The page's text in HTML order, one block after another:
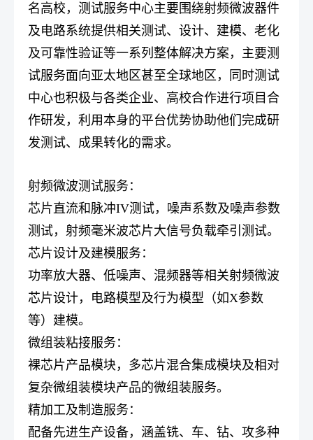
名高校，测试服务中心主要围绕射频微波器件
及电路系统提供相关测试、设计、建模、老化
及可靠性验证等一系列整体解决方案，主要测
试服务面向亚太地区甚至全球地区，同时测试
中心也积极与各类企业、高校合作进行项目合
作研发，利用本身的平台优势协助他们完成研
发测试、成果转化的需求。
射频微波测试服务：
芯片直流和脉冲IV测试，噪声系数及噪声参数
测试，射频毫米波芯片大信号负载牵引测试。
芯片设计及建模服务：
功率放大器、低噪声、混频器等相关射频微波
芯片设计，电路模型及行为模型（如X参数
等）建模。
微组装粘接服务：
裸芯片产品模块，多芯片混合集成模块及相对
复杂微组装模块产品的微组装服务。
精加工及制造服务：
配备先进生产设备，涵盖铣、车、钻、攻多种